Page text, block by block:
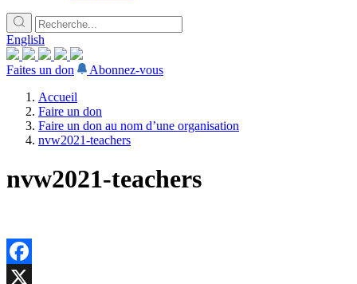
English
Faites un don
Abonnez-vous
Accueil
Faire un don
Faire un don au nom d’une organisation
nvw2021-teachers
nvw2021-teachers
Facebook